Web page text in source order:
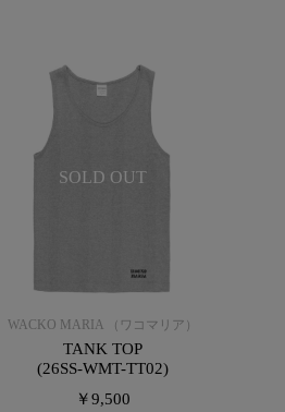
SOLD OUT
WACKO MARIA （ワコマリア）
TANK TOP
(26SS-WMT-TT02)
￥9,500